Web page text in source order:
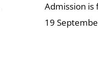
Admission is
19